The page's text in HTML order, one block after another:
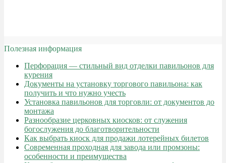
Полезная информация
Перфорация — стильный вид отделки павильонов для
курения
Документы на установку торгового павильона: как
получить и что нужно учесть
Установка павильонов для торговли: от документов до
монтажа
Разнообразие церковных киосков: от служения
богослужения до благотворительности
Как выбрать киоск для продажи лотерейных билетов
Современная проходная для завода или промзоны:
особенности и преимущества